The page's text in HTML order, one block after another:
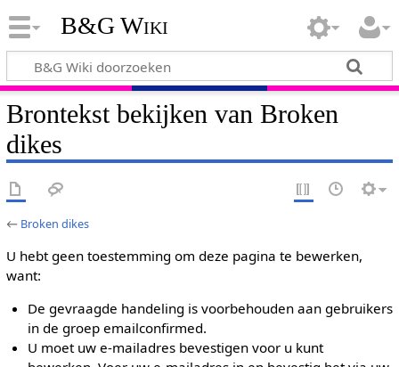
B&G Wiki
Brontekst bekijken van Broken
dikes
← Broken dikes
U hebt geen toestemming om deze pagina te bewerken,
want:
De gevraagde handeling is voorbehouden aan gebruikers
in de groep emailconfirmed.
U moet uw e-mailadres bevestigen voor u kunt